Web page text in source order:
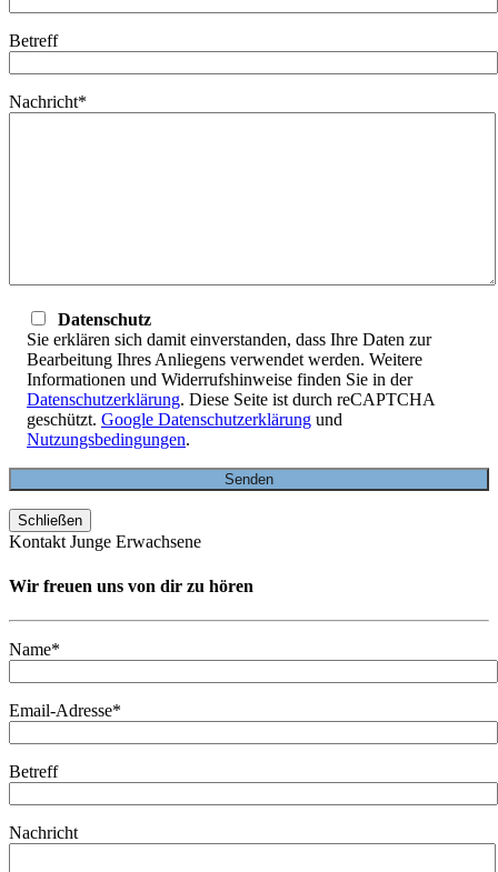
Betreff
Nachricht*
Datenschutz
Sie erklären sich damit einverstanden, dass Ihre Daten zur
Bearbeitung Ihres Anliegens verwendet werden. Weitere
Informationen und Widerrufshinweise finden Sie in der
Datenschutzerklärung. Diese Seite ist durch reCAPTCHA
geschützt. Google Datenschutzerklärung und
Nutzungsbedingungen.
Schließen
Kontakt Junge Erwachsene
Wir freuen uns von dir zu hören
Name*
Email-Adresse*
Betreff
Nachricht